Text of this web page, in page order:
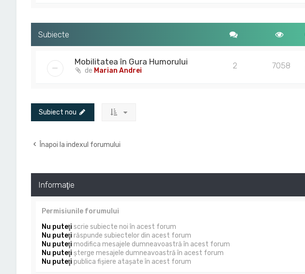
Subiecte
Mobilitatea în Gura Humorului
de Marian Andrei
2 7058
Subiect nou
Înapoi la indexul forumului
Informaţie
Permisiunile forumului
Nu puteţi scrie subiecte noi în acest forum
Nu puteţi răspunde subiectelor din acest forum
Nu puteţi modifica mesajele dumneavoastră în acest forum
Nu puteţi şterge mesajele dumneavoastră în acest forum
Nu puteţi publica fişiere ataşate în acest forum